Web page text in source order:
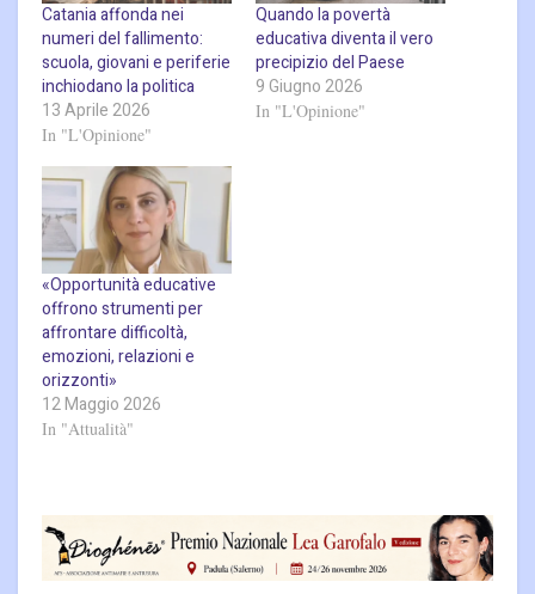
Catania affonda nei
numeri del fallimento:
scuola, giovani e periferie
inchiodano la politica
13 Aprile 2026
In "L'Opinione"
Quando la povertà
educativa diventa il vero
precipizio del Paese
9 Giugno 2026
In "L'Opinione"
«Opportunità educative
offrono strumenti per
affrontare difficoltà,
emozioni, relazioni e
orizzonti»
12 Maggio 2026
In "Attualità"